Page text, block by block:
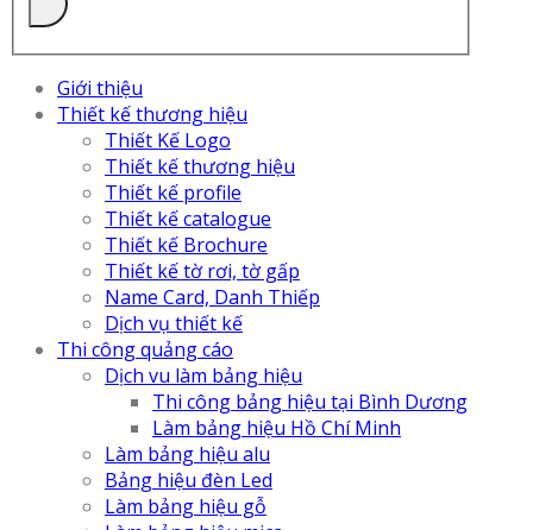
Giới thiệu
Thiết kế thương hiệu
Thiết Kế Logo
Thiết kế thương hiệu
Thiết kế profile
Thiết kế catalogue
Thiết kế Brochure
Thiết kế tờ rơi, tờ gấp
Name Card, Danh Thiếp
Dịch vụ thiết kế
Thi công quảng cáo
Dịch vu làm bảng hiệu
Thi công bảng hiệu tại Bình Dương
Làm bảng hiệu Hồ Chí Minh
Làm bảng hiệu alu
Bảng hiệu đèn Led
Làm bảng hiệu gỗ